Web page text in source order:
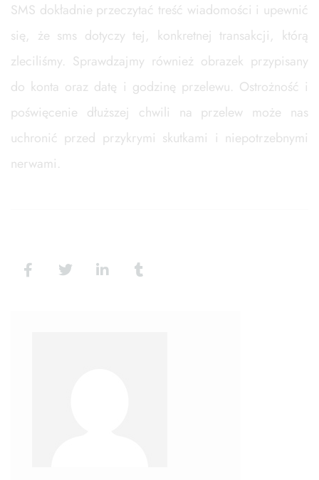
SMS dokładnie przeczytać treść wiadomości i upewnić
się, że sms dotyczy tej, konkretnej transakcji, którą
zleciliśmy. Sprawdzajmy również obrazek przypisany
do konta oraz datę i godzinę przelewu. Ostrożność i
poświęcenie dłuższej chwili na przelew może nas
uchronić przed przykrymi skutkami i niepotrzebnymi
nerwami.